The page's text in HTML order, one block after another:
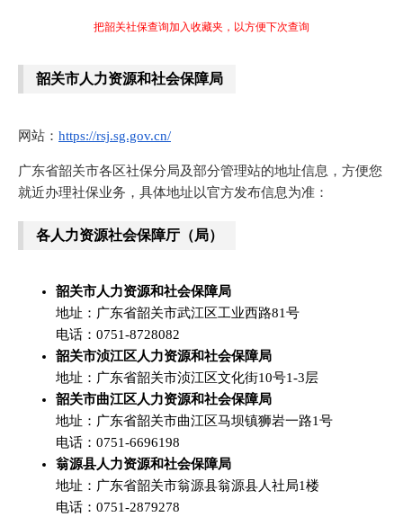
把韶关社保查询加入收藏夹，以方便下次查询
韶关市人力资源和社会保障局
网站： https://rsj.sg.gov.cn/
广东省韶关市各区社保分局及部分管理站的地址信息，方便您
就近办理社保业务，具体地址以官方发布信息为准：
各人力资源社会保障厅（局）
韶关市人力资源和社会保障局
地址：广东省韶关市武江区工业西路81号
电话：0751-8728082
韶关市浈江区人力资源和社会保障局
地址：广东省韶关市浈江区文化街10号1-3层
韶关市曲江区人力资源和社会保障局
地址：广东省韶关市曲江区马坝镇狮岩一路1号
电话：0751-6696198
翁源县人力资源和社会保障局
地址：广东省韶关市翁源县翁源县人社局1楼
电话：0751-2879278